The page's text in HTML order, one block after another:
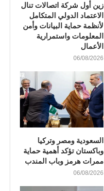
زين أول شركة اتصالات تنال
الاعتماد الدولي المتكامل
لأنظمة حماية البيانات وأمن
المعلومات واستمرارية
الأعمال
06/08/2026
السعودية ومصر وتركيا
وباكستان تؤكد أهمية حماية
ممرات هرمز وباب المندب
06/08/2026